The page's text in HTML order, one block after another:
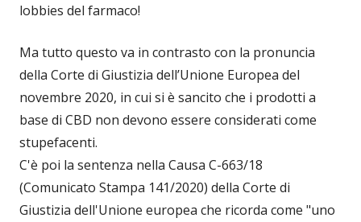
lobbies del farmaco!
Ma tutto questo va in contrasto con la pronuncia
della Corte di Giustizia dell’Unione Europea del
novembre 2020, in cui si è sancito che i prodotti a
base di CBD non devono essere considerati come
stupefacenti.
C'è poi la sentenza nella Causa C-663/18
(Comunicato Stampa 141/2020) della Corte di
Giustizia dell'Unione europea che ricorda come "uno